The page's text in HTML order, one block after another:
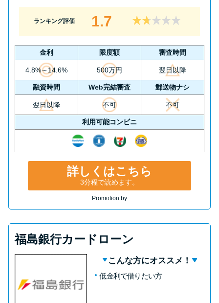
ランキング評価 1.7
金利 限度額 審査時間
4.8%～14.6% 500万円 翌日以降
融資時間 Web完結審査 郵送物ナシ
翌日以降 不可 不可
利用可能コンビニ
詳しくはこちら
3分程で読めます。
Promotion by
福島銀行カードローン
こんな方にオススメ！
低金利で借りたい方